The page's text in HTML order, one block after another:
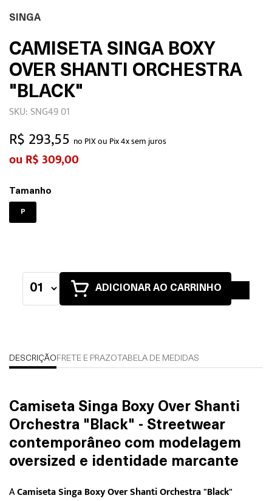
SINGA
CAMISETA SINGA BOXY
OVER SHANTI ORCHESTRA
"BLACK"
SKU: SNG49 01
R$ 293,55 no PIX ou Pix 4x sem juros
R$ 309,00
Tamanho
P
ADICIONAR AO CARRINHO
DESCRIÇÃO FRETE E PRAZOTABELA DE MEDIDAS
Camiseta Singa Boxy Over Shanti
Orchestra "Black" - Streetwear
contemporâneo com modelagem
oversized e identidade marcante
ACamiseta Singa Boxy Over Shanti Orchestra "Black"